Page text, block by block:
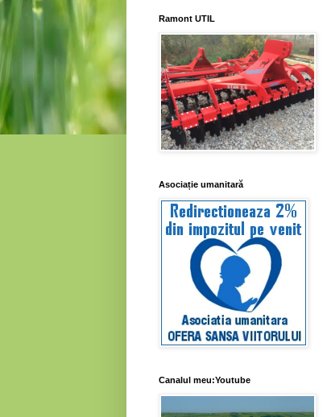
Ramont UTIL
Asociație umanitară
Canalul meu:Youtube